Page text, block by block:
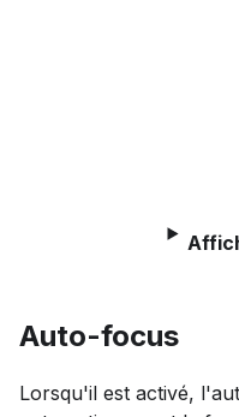
Auto-focus
Lorsqu'il est activé,